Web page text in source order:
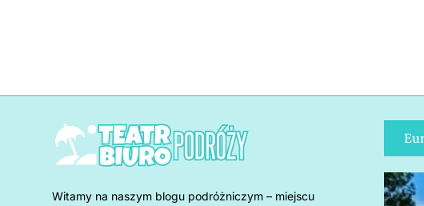
Witamy na naszym blogu podróżniczym – miejscu